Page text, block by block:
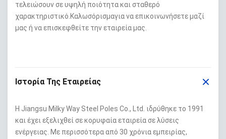
τελειώσουν σε υψηλή ποιότητα και σταθερό
χαρακτηριστικό. Καλωσόρισμαγια να επικοινωνήσετε μαζί
μας ή να επισκεφθείτε την εταιρεία μας.
Ιστορία Της Εταιρείας
Η Jiangsu Milky Way Steel Poles Co., Ltd. ιδρύθηκε το 1991
και έχει εξελιχθεί σε κορυφαία εταιρεία σε λύσεις
ενέργειας. Με περισσότερα από 30 χρόνια εμπειρίας,